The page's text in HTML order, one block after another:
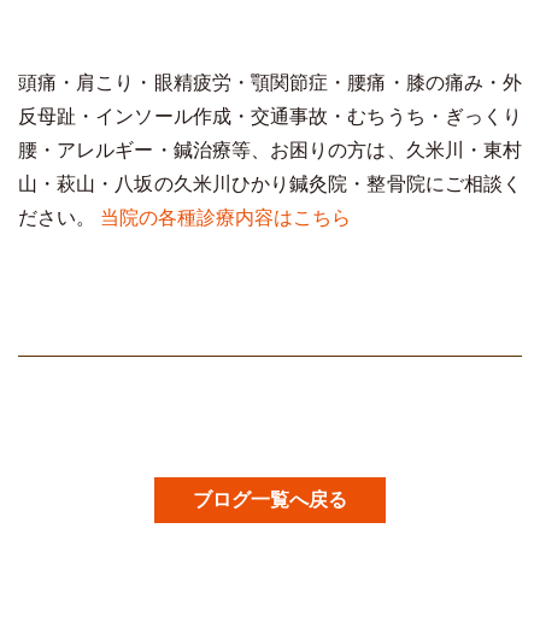
頭痛・肩こり・眼精疲労・顎関節症・腰痛・膝の痛み・外
反母趾・インソール作成・交通事故・むちうち・ぎっくり
腰・アレルギー・鍼治療等、お困りの方は、久米川・東村
山・萩山・八坂の久米川ひかり鍼灸院・整骨院にご相談く
ださい。 当院の各種診療内容はこちら
ブログ一覧へ戻る